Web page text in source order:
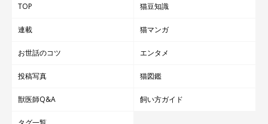
TOP 猫豆知識
連載 猫マンガ
お世話のコツ エンタメ
投稿写真 猫図鑑
獣医師Q&A 飼い方ガイド